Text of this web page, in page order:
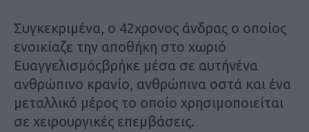
Συγκεκριμένα, ο 42χρονος άνδρας ο οποίος
ενοικίαζε την αποθήκη στο χωριό
Ευαγγελισμόςβρήκε μέσα σε αυτήνένα
ανθρώπινο κρανίο, ανθρώπινα οστά και ένα
μεταλλικό μέρος το οποίο χρησιμοποιείται
σε χειρουργικές επεμβάσεις.